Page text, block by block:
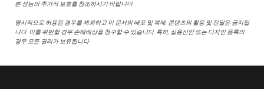
른 성능의 추가적 보호를 참조하시기 바랍니다.
명시적으로 허용된 경우를 제외하고 이 문서의 배포 및 복제, 콘텐츠의 활용 및 전달은 금지됩
니다. 이를 위반할 경우 손해배상을 청구할 수 있습니다. 특허, 실용신안 또는 디자인 등록의
경우 모든 권리가 보유됩니다.